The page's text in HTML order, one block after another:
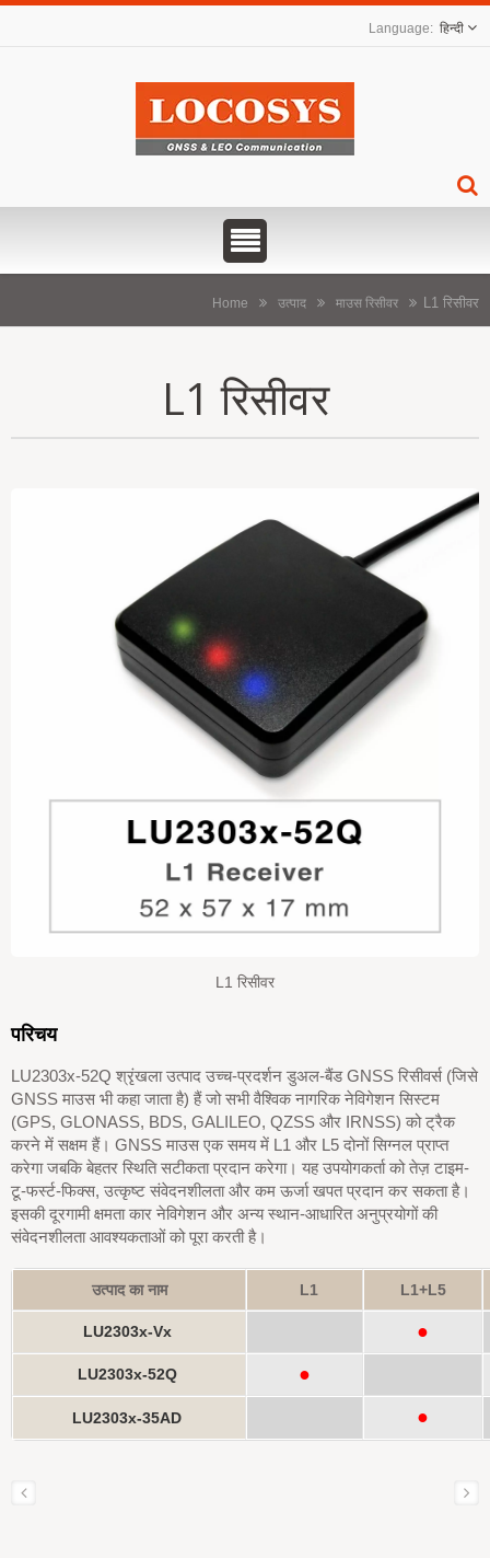
हिन्दी
Home उत्पाद माउस रिसीवर L1 रिसीवर
L1 रिसीवर
L1 रिसीवर
परिचय
LU2303x-52Q श्रृंखला उत्पाद उच्च-प्रदर्शन डुअल-बैंड GNSS रिसीवर्स (जिसे
GNSS माउस भी कहा जाता है) हैं जो सभी वैश्विक नागरिक नेविगेशन सिस्टम
(GPS, GLONASS, BDS, GALILEO, QZSS और IRNSS) को ट्रैक
करने में सक्षम हैं। GNSS माउस एक समय में L1 और L5 दोनों सिग्नल प्राप्त
करेगा जबकि बेहतर स्थिति सटीकता प्रदान करेगा। यह उपयोगकर्ता को तेज़ टाइम-
टू-फर्स्ट-फिक्स, उत्कृष्ट संवेदनशीलता और कम ऊर्जा खपत प्रदान कर सकता है।
इसकी दूरगामी क्षमता कार नेविगेशन और अन्य स्थान-आधारित अनुप्रयोगों की
संवेदनशीलता आवश्यकताओं को पूरा करती है।
उत्पाद का नाम L1 L1+L5
LU2303x-Vx ●
LU2303x-52Q ●
LU2303x-35AD ●